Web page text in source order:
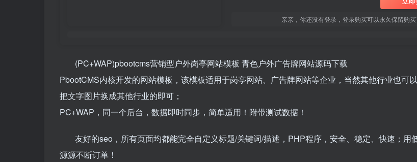
亲亲，你还没有登录，登录购买可以永久保留购买
(PC+WAP)pbootcms营销型户外岗亭网站模板 青色户外广告牌网站源码下载
PbootCMS内核开发的网站模板，该模板适用于岗亭网站、广告牌网站等企业，当然其他行业也可
把文字图片换成其他行业的即可；
PC+WAP，同一个后台，数据即时同步，简单适用！附带测试数据！
友好的seo，所有页面均都能完全自定义标题/关键词/描述，PHP程序，安全、稳定、快速；用
源源不断订单！